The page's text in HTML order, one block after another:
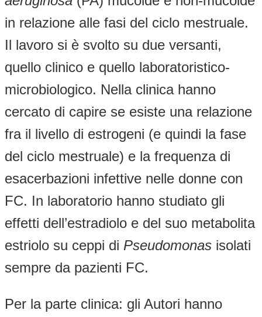
in relazione alle fasi del ciclo mestruale.
Il lavoro si è svolto su due versanti,
quello clinico e quello laboratoristico-
microbiologico. Nella clinica hanno
cercato di capire se esiste una relazione
fra il livello di estrogeni (e quindi la fase
del ciclo mestruale) e la frequenza di
esacerbazioni infettive nelle donne con
FC. In laboratorio hanno studiato gli
effetti dell’estradiolo e del suo metabolita
estriolo su ceppi di Pseudomonas isolati
sempre da pazienti FC.
Per la parte clinica: gli Autori hanno